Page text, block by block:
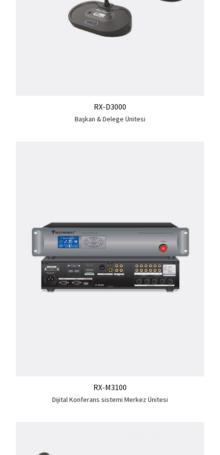
RX-D3000
Başkan & Delege Ünitesi
RX-M3100
Dijital Konferans sistemi Merkez Ünitesi